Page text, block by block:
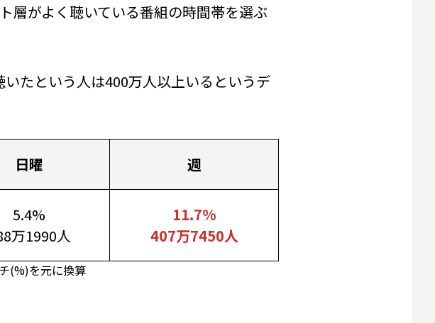
層がよく聴いている番組の時間帯を選ぶ
たという人は400万人以上いるというデ
日曜 週
5.4%
万1990人
11.7%
407万7450人
(%)を元に換算